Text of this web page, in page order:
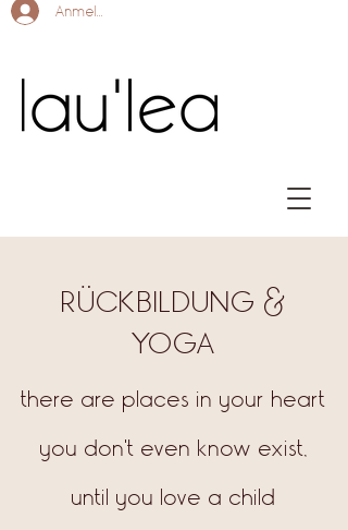
Anmelden
RÜCKBILDUNG &
YOGA
there are places in your heart
you don't even know exist,
until you love a child